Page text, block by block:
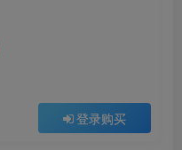
登录购买